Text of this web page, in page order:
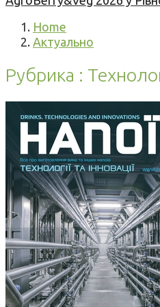
Home
Актуально
Рубрика :